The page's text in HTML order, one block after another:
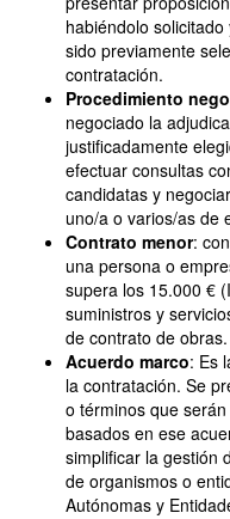
habiéndolo
sido previamente
contratación.
Procedimiento
negociado la
justificadamente
efectuar consultas
candidatas y
uno/a o varios/as de
Contrato menor:
una persona o
supera los 15.000 €
suministros y
de contrato de obras.
Acuerdo marco: Es
la contratación. Se
o términos que
basados en ese
simplificar la gestión
de organismos o
Autónomas y